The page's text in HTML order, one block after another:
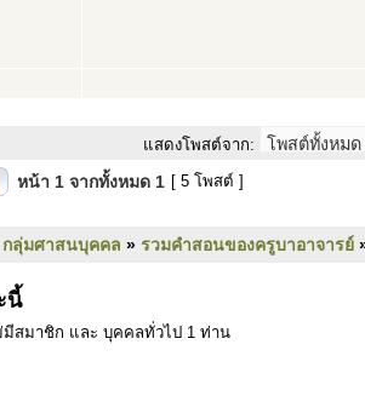
แสดงโพสต์จาก:
หน้า 1 จากทั้งหมด 1 [ 5 โพสต์ ]
กลุ่มศาสนบุคคล » รวมคำสอนของครูบาอาจารย์
นี้
มีสมาชิก และ บุคคลทั่วไป 1 ท่าน